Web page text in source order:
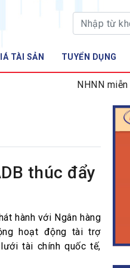
TÀI SẢN TUYỂN DỤNG
NHNN miễn nhiệm
thúc đẩy
hành với Ngân hàng
hoạt động tài trợ
tài chính quốc tế,